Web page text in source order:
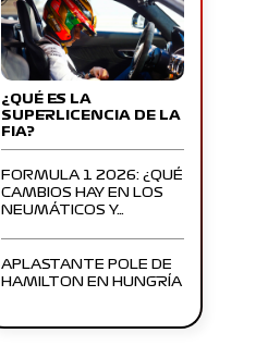
¿QUÉ ES LA
SUPERLICENCIA DE LA
FIA?
FORMULA 1 2026: ¿QUÉ
CAMBIOS HAY EN LOS
NEUMÁTICOS Y…
APLASTANTE POLE DE
HAMILTON EN HUNGRÍA